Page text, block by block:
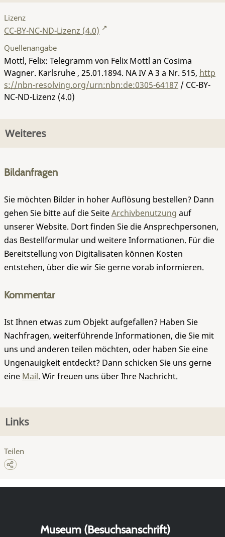
Lizenz
CC-BY-NC-ND-Lizenz (4.0)
Quellenangabe
Mottl, Felix: Telegramm von Felix Mottl an Cosima
Wagner. Karlsruhe , 25.01.1894. NA IV A 3 a Nr. 515, http
s://nbn-resolving.org/urn:nbn:de:0305-64187 / CC-BY-
NC-ND-Lizenz (4.0)
Weiteres
Bildanfragen
Sie möchten Bilder in hoher Auflösung bestellen? Dann
gehen Sie bitte auf die SeiteArchivbenutzung auf
unserer Website. Dort finden Sie die Ansprechpersonen,
das Bestellformular und weitere Informationen. Für die
Bereitstellung von Digitalisaten können Kosten
entstehen, über die wir Sie gerne vorab informieren.
Kommentar
Ist Ihnen etwas zum Objekt aufgefallen? Haben Sie
Nachfragen, weiterführende Informationen, die Sie mit
uns und anderen teilen möchten, oder haben Sie eine
Ungenauigkeit entdeckt? Dann schicken Sie uns gerne
eine Mail. Wir freuen uns über Ihre Nachricht.
Links
Teilen
Museum (Besuchsanschrift)